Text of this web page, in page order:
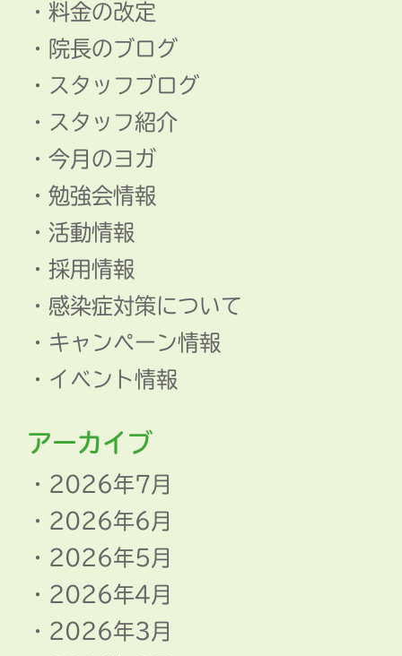
料金の改定
院長のブログ
スタッフブログ
スタッフ紹介
今月のヨガ
勉強会情報
活動情報
採用情報
感染症対策について
キャンペーン情報
イベント情報
アーカイブ
2026年7月
2026年6月
2026年5月
2026年4月
2026年3月